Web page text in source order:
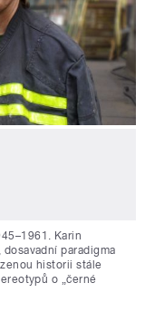
Karin
paradigma
historii stále
o „černé